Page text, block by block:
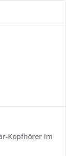
Kopfhörer im
cleveren
und
und